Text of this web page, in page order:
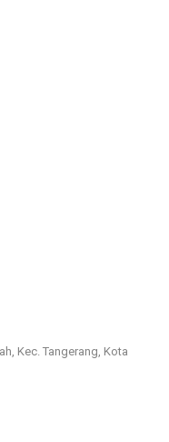
Kec. Tangerang, Kota